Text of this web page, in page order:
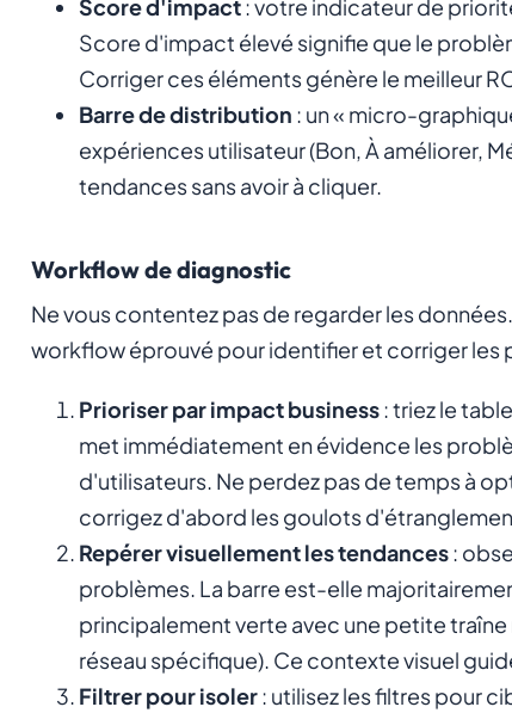
Score d'impact: votre indicateur de
Score d'impact élevé signifie que le
Corriger ces éléments génère le meilleur
Barre de distribution : un « micro-
expériences utilisateur (Bon, À améliorer,
tendances sans avoir à cliquer.
Workflow de diagnostic
Ne vous contentez pas de regarder les
workflow éprouvé pour identifier et corriger les
Prioriser par impact business: triez le
met immédiatement en évidence les
d'utilisateurs. Ne perdez pas de temps à
corrigez d'abord les goulots
Repérer visuellement les tendances:
problèmes. La barre est-elle
principalement verte avec une petite
réseau spécifique). Ce contexte visuel
Filtrer pour isoler: utilisez les filtres pour